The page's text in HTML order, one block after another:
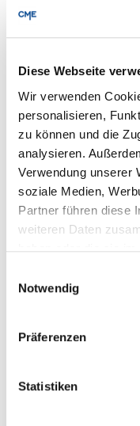
Diese Webseite
Wir verwenden
personalisieren,
zu können und die
analysieren.
Verwendung unserer
soziale Medien,
Partner führen diese
weiteren Daten
Notwendig
Präferenzen
Statistiken
Lieferung &
Per E-mail
Sie
*